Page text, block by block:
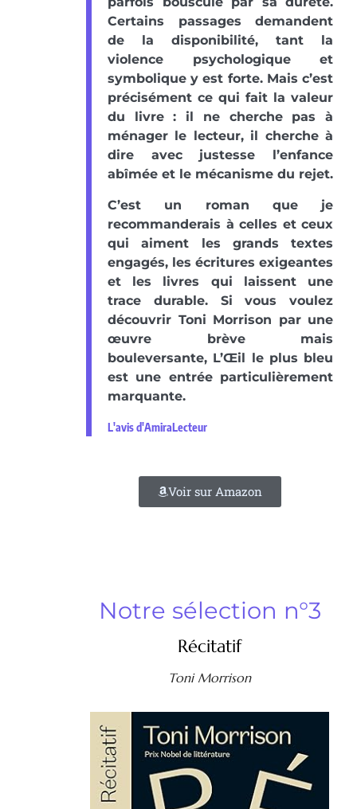
Certains passages demandent
de la disponibilité, tant la
violence psychologique et
symbolique y est forte. Mais c’est
précisément ce qui fait la valeur
du livre : il ne cherche pas à
ménager le lecteur, il cherche à
dire avec justesse l’enfance
abîmée et le mécanisme du rejet.
C’est un roman que je
recommanderais à celles et ceux
qui aiment les grands textes
engagés, les écritures exigeantes
et les livres qui laissent une
trace durable. Si vous voulez
découvrir Toni Morrison par une
œuvre brève mais
bouleversante, L’Œil le plus bleu
est une entrée particulièrement
marquante.
L'avis d'AmiraLecteur
Voir sur Amazon
Notre sélection n°3
Récitatif
Toni Morrison